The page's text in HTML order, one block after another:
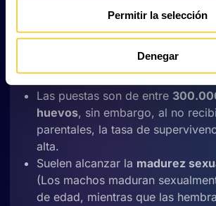
Permitir la selección
Denegar
columna vertebral primitiva) en
eclosionan al quinto día.
grava, dependiendo de
Las puestas son de entre
huevos, sin embargo, al no
parentales, la tasa de
alta.
Suelen alcanzar la madurez
(Los machos maduran
de edad, mientras que las